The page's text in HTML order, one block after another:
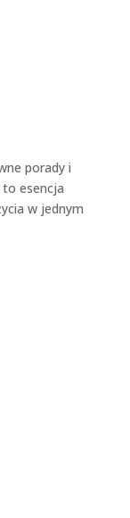
porady i
esencja
w jednym